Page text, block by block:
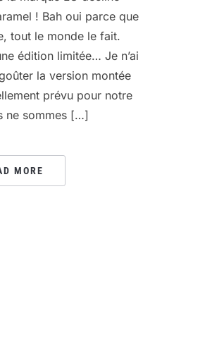
! Bah oui parce que
tout le monde le fait.
édition limitée… Je n’ai
la version montée
prévu pour notre
ne sommes […]
MORE